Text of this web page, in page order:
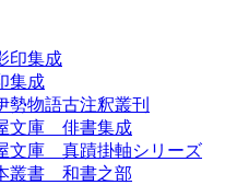
印集成
集成
物語古注釈叢刊
文庫 俳書集成
文庫 真蹟掛軸シリーズ
叢書 和書之部